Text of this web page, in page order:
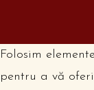
Folosim
pentru a vă